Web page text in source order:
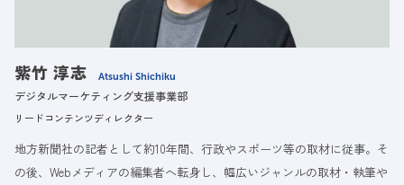
紫竹 淳志 Atsushi Shichiku
デジタルマーケティング支援事業部
リードコンテンツディレクター
地方新聞社の記者として約10年間、行政やスポーツ等の取材に従事。そ
の後、Webメディアの編集者へ転身し、幅広いジャンルの取材・執筆や